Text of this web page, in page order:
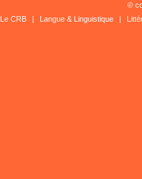
©
Le CRB
| Langue & Linguistique |